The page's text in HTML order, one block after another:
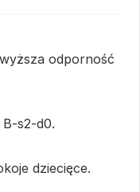
odporność
s2-d0.
dziecięce.